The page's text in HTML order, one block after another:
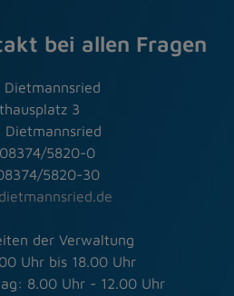
bei allen Fragen
Dietmannsried
3
Dietmannsried
5820-0
5820-30
der Verwaltung
Uhr bis 18.00 Uhr
8.00 Uhr - 12.00 Uhr